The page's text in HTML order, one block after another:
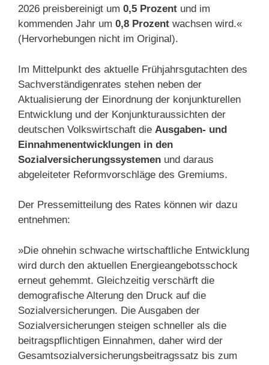
2026 preisbereinigt um 0,5 Prozent und im
kommenden Jahr um 0,8 Prozent wachsen wird.«
(Hervorhebungen nicht im Original).
Im Mittelpunkt des aktuelle Frühjahrsgutachten des
Sachverständigenrates stehen neben der
Aktualisierung der Einordnung der konjunkturellen
Entwicklung und der Konjunkturaussichten der
deutschen Volkswirtschaft die Ausgaben- und
Einnahmenentwicklungen in den
Sozialversicherungssystemen und daraus
abgeleiteter Reformvorschläge des Gremiums.
Der Pressemitteilung des Rates können wir dazu
entnehmen:
»Die ohnehin schwache wirtschaftliche Entwicklung
wird durch den aktuellen Energieangebotsschock
erneut gehemmt. Gleichzeitig verschärft die
demografische Alterung den Druck auf die
Sozialversicherungen. Die Ausgaben der
Sozialversicherungen steigen schneller als die
beitragspflichtigen Einnahmen, daher wird der
Gesamtsozialversicherungsbeitragssatz bis zum